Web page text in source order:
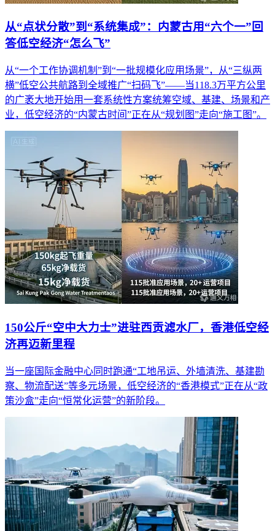
从“点状分散”到“系统集成”：内蒙古用“六个一”回
答低空经济“怎么飞”
从“一个工作协调机制”到“一批规模化应用场景”，从“三纵两
横”低空公共航路到全域推广“扫码飞”——当118.3万平方公里
的广袤大地开始用一套系统性方案统筹空域、基建、场景和产
业，低空经济的“内蒙古时间”正在从“规划图”走向“施工图”。
150公斤“空中大力士”进驻西贡滤水厂，香港低空经
济再迈新里程
当一座国际金融中心同时跑通“工地吊运、外墙清洗、基建勘
察、物流配送”等多元场景，低空经济的“香港模式”正在从“政
策沙盒”走向“恒常化运营”的新阶段。